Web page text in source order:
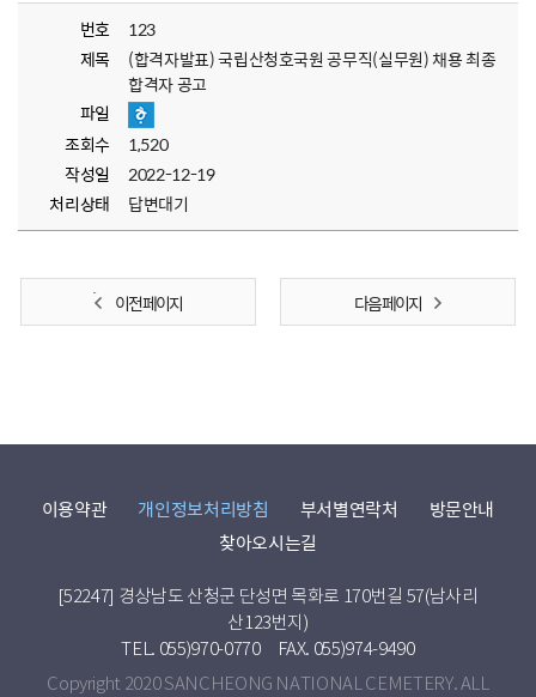
번호
123
제목
(합격자발표) 국립산청호국원 공무직(실무원) 채용 최종
합격자 공고
파일
조회수
1,520
작성일
2022-12-19
처리상태
답변대기
이전 페이지 다음 페이지
이용약관 개인정보처리방침 부서별연락처
방문안내
찾아오시는길
[52247] 경상남도 산청군 단성면 목화로 170번길 57(남사리
산123번지)
TEL. 055)970-0770
FAX. 055)974-9490
Copyright 2020 SANCHEONG NATIONAL CEMETERY. ALL